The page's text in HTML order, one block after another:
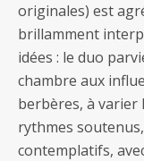
originales) est
brillamment
idées : le duo
chambre aux
berbères, à varier
rythmes
contemplatifs,